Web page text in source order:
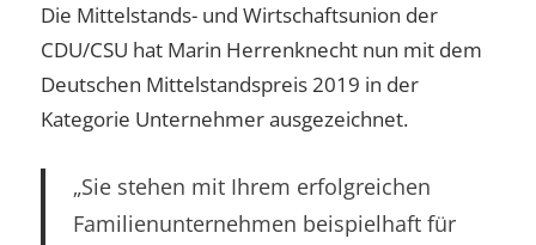
Die Mittelstands- und Wirtschaftsunion der
CDU/CSU hat Marin Herrenknecht nun mit dem
Deutschen Mittelstandspreis 2019 in der
Kategorie Unternehmer ausgezeichnet.
„Sie stehen mit Ihrem erfolgreichen
Familienunternehmen beispielhaft für